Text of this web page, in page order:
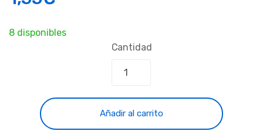
8 disponibles
Cantidad
Añadir al carrito